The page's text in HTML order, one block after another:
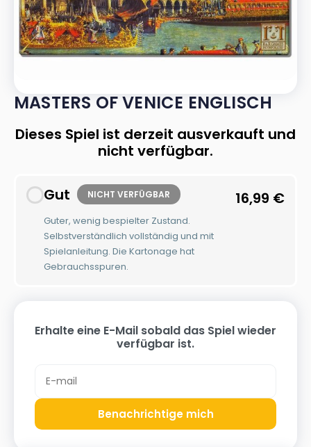
MASTERS OF VENICE ENGLISCH
Dieses Spiel ist derzeit ausverkauft und
nicht verfügbar.
Gut NICHT VERFÜGBAR
Guter, wenig bespielter Zustand.
Selbstverständlich vollständig und mit
Spielanleitung. Die Kartonage hat
Gebrauchsspuren.
16,99 €
Erhalte eine E-Mail sobald das Spiel wieder
verfügbar ist.
Benachrichtige mich